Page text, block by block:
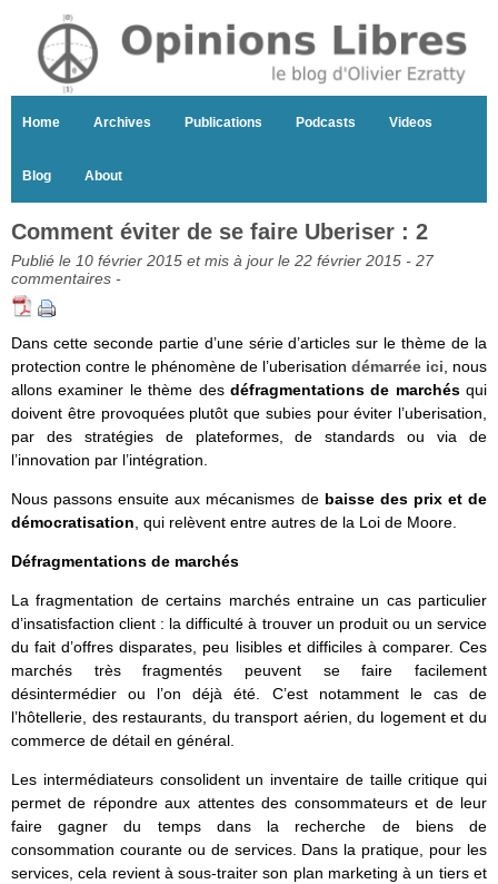
Home Archives Publications Podcasts Videos
Blog About
Comment éviter de se faire Uberiser : 2
Publié le 10 février 2015 et mis à jour le 22 février 2015 - 27
commentaires -
Dans cette seconde partie d’une série d’articles sur le thème de la
protection contre le phénomène de l’uberisation démarrée ici , nous
allons examiner le thème des défragmentations de marchés qui
doivent être provoquées plutôt que subies pour éviter l’uberisation,
par des stratégies de plateformes, de standards ou via de
l’innovation par l’intégration.
Nous passons ensuite aux mécanismes de baisse des prix et de
démocratisation , qui relèvent entre autres de la Loi de Moore.
Défragmentations de marchés
La fragmentation de certains marchés entraine un cas particulier
d’insatisfaction client : la difficulté à trouver un produit ou un service
du fait d’offres disparates, peu lisibles et difficiles à comparer. Ces
marchés très fragmentés peuvent se faire facilement
désintermédier ou l’on déjà été. C’est notamment le cas de
l’hôtellerie, des restaurants, du transport aérien, du logement et du
commerce de détail en général.
Les intermédiateurs consolident un inventaire de taille critique qui
permet de répondre aux attentes des consommateurs et de leur
faire gagner du temps dans la recherche de biens de
consommation courante ou de services. Dans la pratique, pour les
services, cela revient à sous-traiter son plan marketing à un tiers et